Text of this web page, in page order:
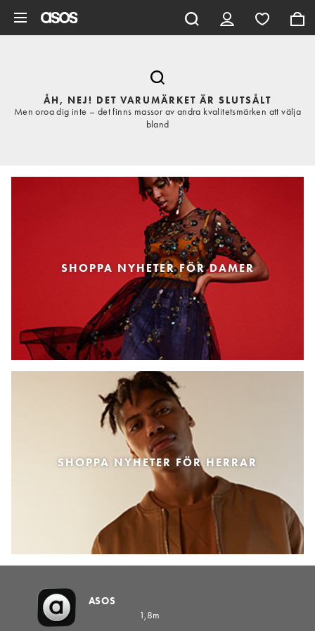
ÅH, NEJ! DET VARUMÄRKET ÄR SLUTSÅLT
Men oroa dig inte – det finns massor av andra kvalitetsmärken att välja
bland
SHOPPA NYHETER FÖR DAMER
SHOPPA NYHETER FÖR HERRAR
ASOS
1,8m